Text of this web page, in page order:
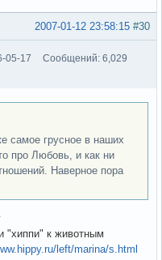
#30
2007-01-12 23:58:15
05-17
Сообщений: 6,029
самое грусное в наших
про Любовь, и как ни
Наверное пора
"хиппи" к животным
left/marina/s.html